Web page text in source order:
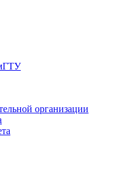
организации